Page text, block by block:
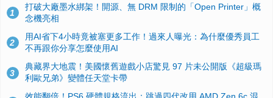
1
打破大廠墨水綁架！開源、無 DRM 限制的「Open Printer」概
念機亮相
2
用AI省下4小時竟被塞更多工作！過來人曝光：為什麼優秀員工
不再跟你分享怎麼使用AI
3
典藏界大地震！美國懷舊遊戲小店驚見 97 片未公開版《超級瑪
利歐兄弟》變體任天堂卡帶